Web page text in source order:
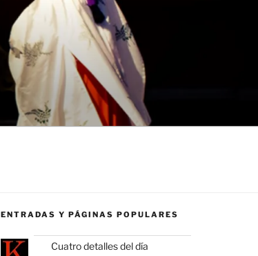
ENTRADAS Y PÁGINAS POPULARES
Cuatro detalles del día